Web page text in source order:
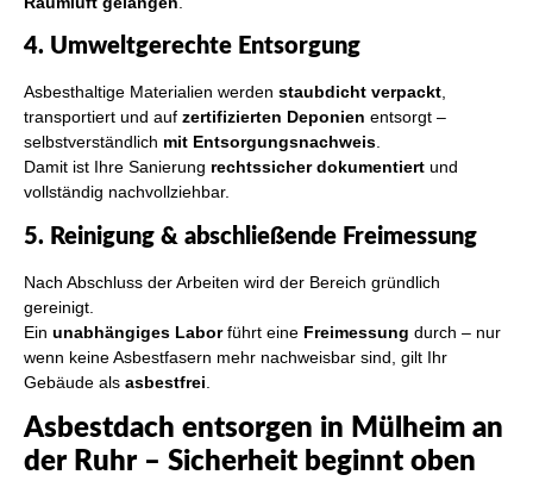
4. Umweltgerechte Entsorgung
Asbesthaltige Materialien werden staubdicht verpackt
transportiert und auf zertifizierten Deponien entsorgt –
selbstverständlich mit Entsorgungsnachweis
Damit ist Ihre Sanierung rechtssicher dokumentiert und
vollständig nachvollziehbar.
5. Reinigung & abschließende Freimessung
Nach Abschluss der Arbeiten wird der Bereich gründlich
gereinigt.
Ein unabhängiges Laborführt eine Freimessung durch – nur
wenn keine Asbestfasern mehr nachweisbar sind, gilt Ihr
Gebäude als asbestfrei
Asbestdach entsorgen in Mülheim an
der Ruhr – Sicherheit beginnt oben